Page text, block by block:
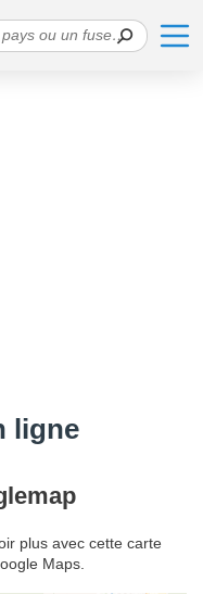
ligne
plus avec cette carte
Maps.